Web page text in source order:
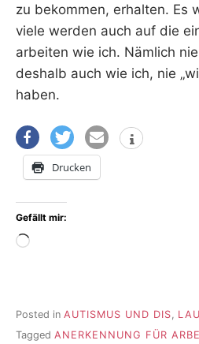
zu bekommen, erhalten. Es
viele werden auch auf die
arbeiten wie ich. Nämlich nie
deshalb auch wie ich, nie
haben.
Drucken
Gefällt mir:
Wird
Posted in AUTISMUS UND DIS
Tagged ANERKENNUNG FÜR